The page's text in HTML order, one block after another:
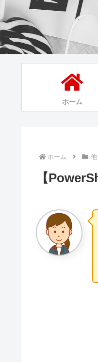
ホーム
ホーム
【